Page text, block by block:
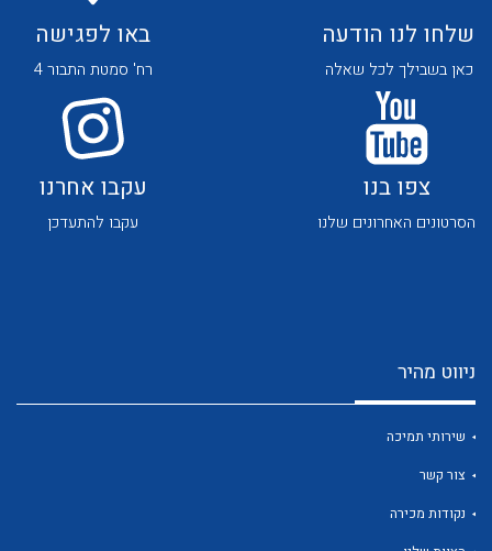
לכל מוצרי היצרן לכל מוצרי היצרן
לכל מוצרי היצרן
שלחו לנו הודעה
כאן בשבילך לכל שאלה
באו לפגישה
רח' סמטת התבור 4
צפו בנו
הסרטונים האחרונים שלנו
עקבו אחרנו
עקבו להתעדכן
ניווט מהיר
שירותי תמיכה
צור קשר
נקודות מכירה